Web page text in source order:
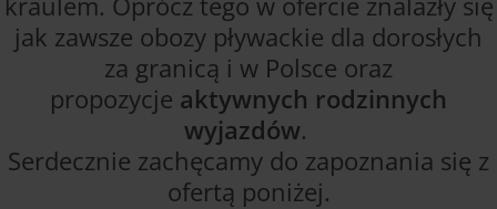
jak zawsze obozy pływackie dla dorosłych
za granicą i w Polsce oraz
propozycje aktywnych rodzinnych
wyjazdów.
Serdecznie zachęcamy do zapoznania się z
ofertą poniżej.